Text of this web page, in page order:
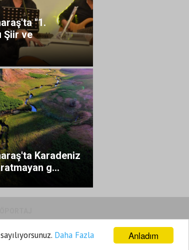
Anladım
Daha Fazla
"1.
Şiir ve
Karadeniz
g...
Sitene Ekle
İletişim